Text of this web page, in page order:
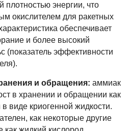
плотностью энергии, что
окислителем для ракетных
обеспечивает
и более высокий
(показатель эффективности
и обращения: аммиак
в хранении и обращении как
в виде криогенной жидкости.
как некоторые другие